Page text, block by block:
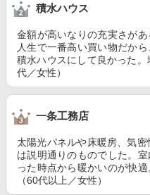
積水ハウス
金額が高いなりの充実さがあ
人生で一番高い買い物だか
積水ハウスにして良かった
代／女性）
一条工務店
太陽光パネルや床暖房、気
は説明通りのものでした。
った時点から暖かいのが快
（60代以上／女性）